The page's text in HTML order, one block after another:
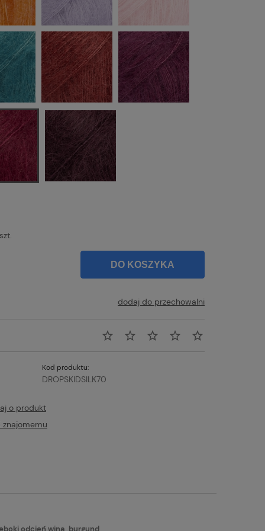
Najniższa cena:
19,90 zł
szt.
DO KOSZYKA
dodaj do przechowalni
Kod produktu:
DROPSKIDSILK70
o produkt
znajomemu
odcień wina, burgund